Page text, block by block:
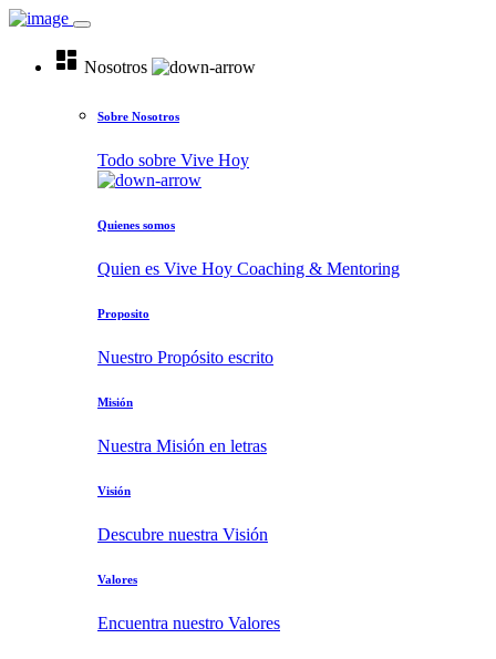
dashboard Nosotros
Sobre Nosotros
Todo sobre Vive Hoy
Quienes somos
Quien es Vive Hoy Coaching & Mentoring
Proposito
Nuestro Propósito escrito
Misión
Nuestra Misión en letras
Visión
Descubre nuestra Visión
Valores
Encuentra nuestro Valores